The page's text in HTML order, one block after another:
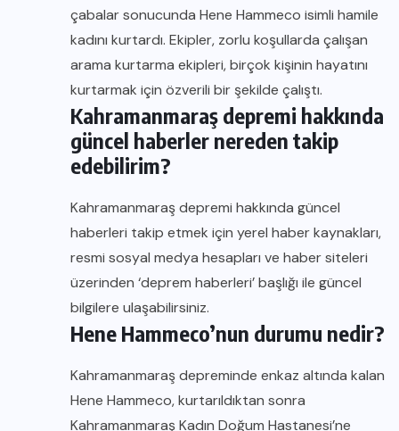
çabalar sonucunda Hene Hammeco isimli hamile
kadını kurtardı. Ekipler, zorlu koşullarda çalışan
arama kurtarma ekipleri, birçok kişinin hayatını
kurtarmak için özverili bir şekilde çalıştı.
Kahramanmaraş depremi hakkında
güncel haberler nereden takip
edebilirim?
Kahramanmaraş depremi hakkında güncel
haberleri takip etmek için yerel haber kaynakları,
resmi sosyal medya hesapları ve haber siteleri
üzerinden ‘deprem haberleri’ başlığı ile güncel
bilgilere ulaşabilirsiniz.
Hene Hammeco’nun durumu nedir?
Kahramanmaraş depreminde enkaz altında kalan
Hene Hammeco, kurtarıldıktan sonra
Kahramanmaraş Kadın Doğum Hastanesi’ne